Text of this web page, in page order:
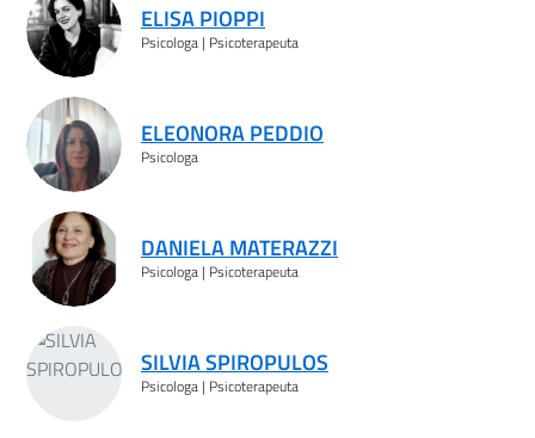
ELISA PIOPPI
Psicologa | Psicoterapeuta
ELEONORA PEDDIO
Psicologa
DANIELA MATERAZZI
Psicologa | Psicoterapeuta
SILVIA SPIROPULOS
Psicologa | Psicoterapeuta